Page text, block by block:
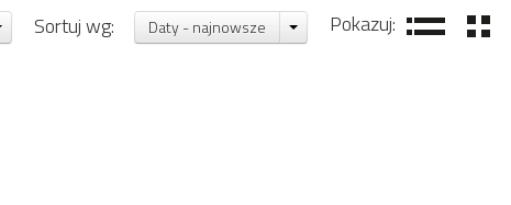
Pokazuj:
Sortuj wg: Daty - najnowsze